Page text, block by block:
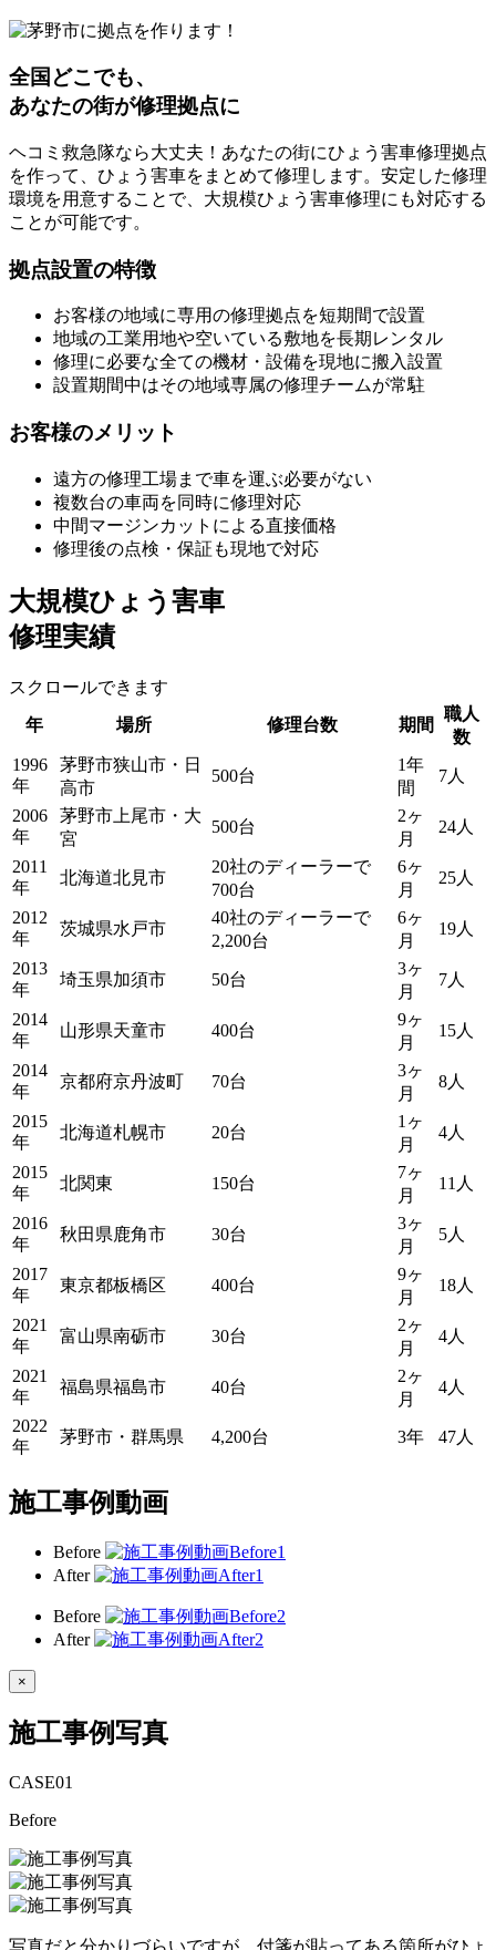
全国どこでも、
あなたの街が修理拠点に
ヘコミ救急隊なら大丈夫！あなたの街にひょう害車修理拠点
を作って、ひょう害車をまとめて修理します。安定した修理
環境を用意することで、大規模ひょう害車修理にも対応する
ことが可能です。
拠点設置の特徴
お客様の地域に専用の修理拠点を短期間で設置
地域の工業用地や空いている敷地を長期レンタル
修理に必要な全ての機材・設備を現地に搬入設置
設置期間中はその地域専属の修理チームが常駐
お客様のメリット
遠方の修理工場まで車を運ぶ必要がない
複数台の車両を同時に修理対応
中間マージンカットによる直接価格
修理後の点検・保証も現地で対応
大規模ひょう害車
修理実績
スクロールできます
年
場所 修理台数 期間
職人
数
1996
年
茅野市狭山市・日
高市
500台
1年
間
7人
2006
年
茅野市上尾市・大
宮
500台
2ヶ
月
24人
2011
年
北海道北見市
20社のディーラーで
700台
6ヶ
月
25人
2012
年
茨城県水戸市
40社のディーラーで
2,200台
6ヶ
月
19人
2013
年
埼玉県加須市 50台
3ヶ
月
7人
2014
年
山形県天童市 400台
9ヶ
月
15人
2014
年
京都府京丹波町 70台
3ヶ
月
8人
2015
年
北海道札幌市 20台
1ヶ
月
4人
2015
年
北関東 150台
7ヶ
月
11人
2016
年
秋田県鹿角市 30台
3ヶ
月
5人
2017
年
東京都板橋区 400台
9ヶ
月
18人
2021
年
富山県南砺市 30台
2ヶ
月
4人
2021
年
福島県福島市 40台
2ヶ
月
4人
2022
年
茅野市・群馬県 4,200台 3年 47人
施工事例動画
Before
After
Before
After
×
施工事例写真
CASE01
Before